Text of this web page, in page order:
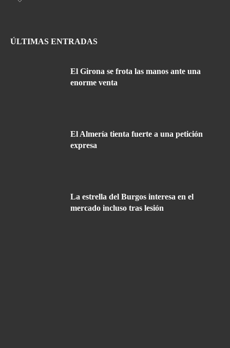
ÚLTIMAS ENTRADAS
El Girona se frota las manos ante una
enorme venta
El Almería tienta fuerte a una petición
expresa
La estrella del Burgos interesa en el
mercado incluso tras lesión